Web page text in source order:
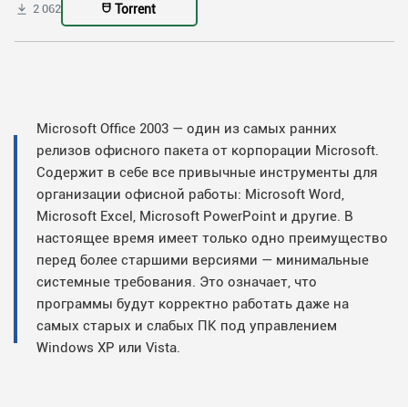
2 062 Torrent
Microsoft Office 2003 — один из самых ранних
релизов офисного пакета от корпорации Microsoft.
Содержит в себе все привычные инструменты для
организации офисной работы: Microsoft Word,
Microsoft Excel, Microsoft PowerPoint и другие. В
настоящее время имеет только одно преимущество
перед более старшими версиями — минимальные
системные требования. Это означает, что
программы будут корректно работать даже на
самых старых и слабых ПК под управлением
Windows XP или Vista.